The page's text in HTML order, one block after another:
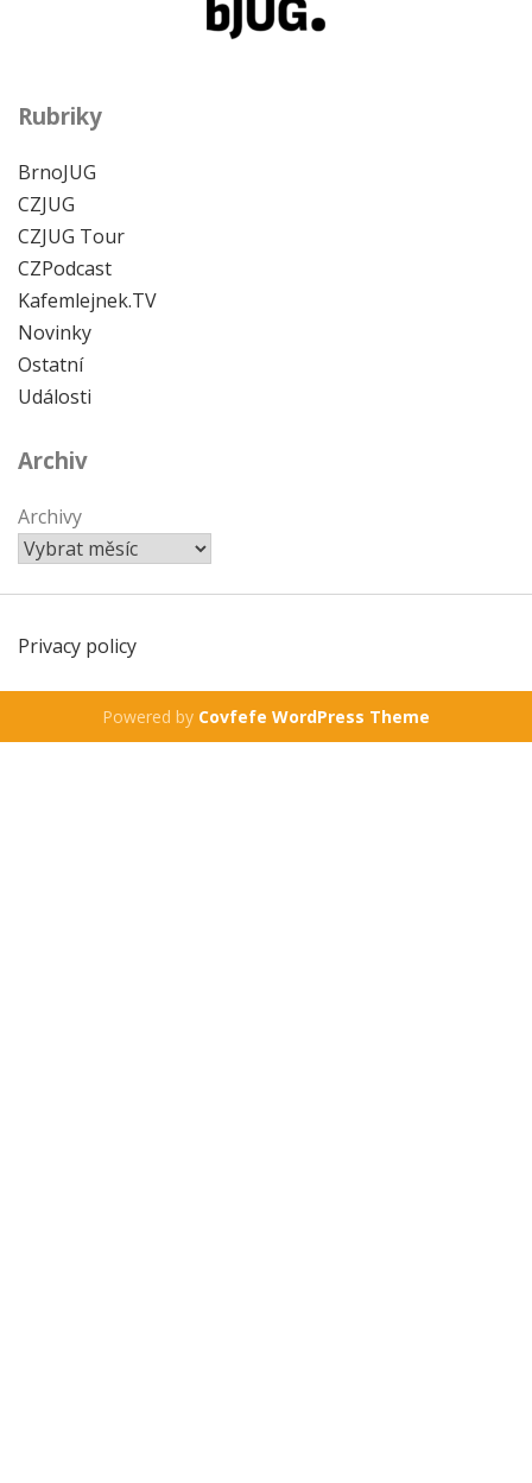
Rubriky
BrnoJUG
CZJUG
CZJUG Tour
CZPodcast
Kafemlejnek.TV
Novinky
Ostatní
Události
Archiv
Archivy
Privacy policy
Powered by Covfefe WordPress Theme